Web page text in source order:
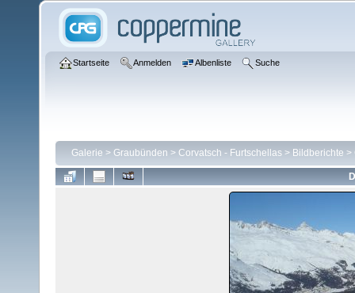
Startseite Anmelden Albenliste Suche
Galerie > Graubünden > Corvatsch - Furtschellas > Bildberichte >